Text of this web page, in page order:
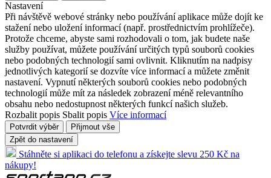
Nastavení
Při návštěvě webové stránky nebo používání aplikace může dojít ke
stažení nebo uložení informací (např. prostřednictvím prohlížeče).
Protože chceme, abyste sami rozhodovali o tom, jak budete naše
služby používat, můžete používání určitých typů souborů cookies
nebo podobných technologií sami ovlivnit. Kliknutím na nadpisy
jednotlivých kategorií se dozvíte více informací a můžete změnit
nastavení. Vypnutí některých souborů cookies nebo podobných
technologií může mít za následek zobrazení méně relevantního
obsahu nebo nedostupnost některých funkcí našich služeb.
Rozbalit popis Sbalit popis Více informací
Potvrdit výběr
Přijmout vše
Zpět do nastavení
Stáhněte si aplikaci do telefonu a získejte slevu 250 Kč na
nákupy!